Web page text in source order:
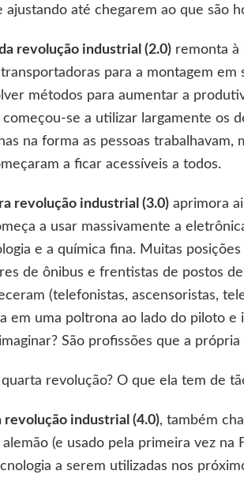
ajustando até chegarem ao que são
revolução industrial (2.0) remonta à
para a montagem
métodos para aumentar a
se a utilizar largamente os
na forma as pessoas
a ficar acessíveis a todos.
revolução industrial (3.0) aprimora
a usar massivamente a
e a química fina. Muitas
de ônibus e frentistas de postos
(telefonistas, ascensoristas,
em uma poltrona ao lado do piloto
São profissões que a
revolução? O que ela tem de
revolução industrial (4.0), também
(e usado pela primeira vez
a serem utilizadas nos